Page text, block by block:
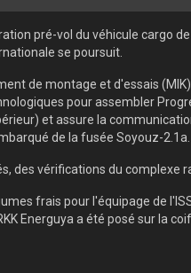
pré-vol du véhicule cargo
se poursuit.
de montage et d'essais
pour assembler
et assure la
de la fusée Soyouz-2.1a.
des vérifications du complexe
frais pour l'équipage de
Energuya a été posé sur la